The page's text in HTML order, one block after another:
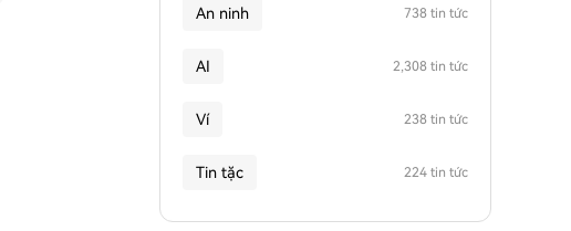
An ninh 738 tin tức
AI 2,308 tin tức
Ví 238 tin tức
Tin tặc 224 tin tức